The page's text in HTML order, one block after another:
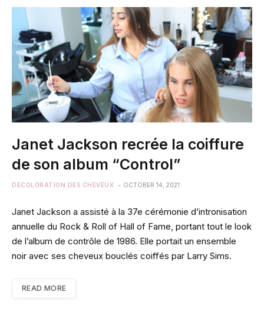
Janet Jackson recrée la coiffure
de son album “Control”
DÉCOLORATION DES CHEVEUX OCTOBER 14, 2021
Janet Jackson a assisté à la 37e cérémonie d’intronisation
annuelle du Rock & Roll of Hall of Fame, portant tout le look
de l’album de contrôle de 1986. Elle portait un ensemble
noir avec ses cheveux bouclés coiffés par Larry Sims.
READ MORE